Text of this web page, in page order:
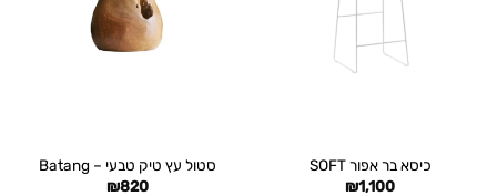
כיסא בר אפור SOFT
₪1,100
סטול עץ טיק טבעי – Batang
₪820